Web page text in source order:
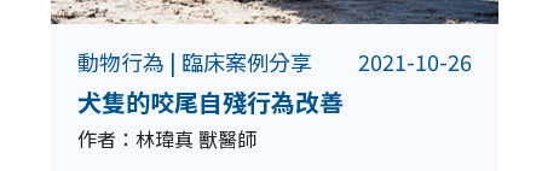
動物行為 | 臨床案例分享 2021-10-26
犬隻的咬尾自殘行為改善
作者：林瑋真 獸醫師